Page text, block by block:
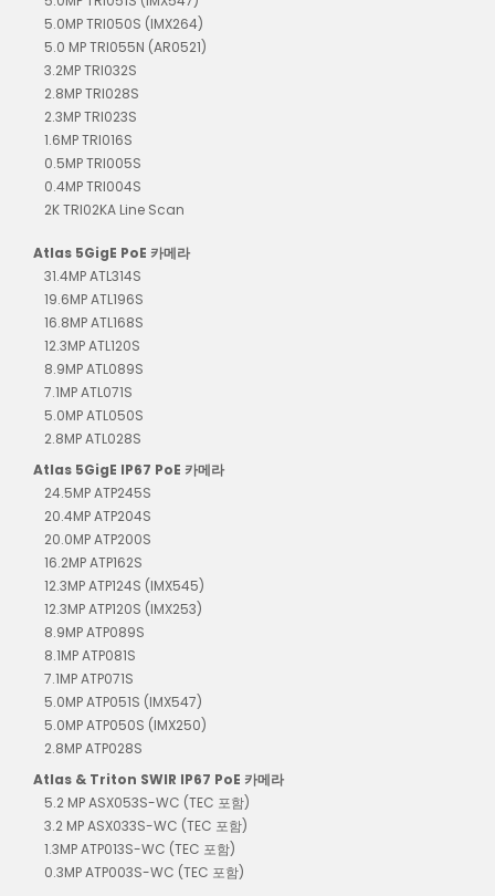
5.0MP TRI050S (IMX264)
5.0 MP TRI055N (AR0521)
3.2MP TRI032S
2.8MP TRI028S
2.3MP TRI023S
1.6MP TRI016S
0.5MP TRI005S
0.4MP TRI004S
2K TRI02KA Line Scan
Atlas 5GigE PoE 카메라
31.4MP ATL314S
19.6MP ATL196S
16.8MP ATL168S
12.3MP ATL120S
8.9MP ATL089S
7.1MP ATL071S
5.0MP ATL050S
2.8MP ATL028S
Atlas 5GigE IP67 PoE 카메라
24.5MP ATP245S
20.4MP ATP204S
20.0MP ATP200S
16.2MP ATP162S
12.3MP ATP124S (IMX545)
12.3MP ATP120S (IMX253)
8.9MP ATP089S
8.1MP ATP081S
7.1MP ATP071S
5.0MP ATP051S (IMX547)
5.0MP ATP050S (IMX250)
2.8MP ATP028S
Atlas & Triton SWIR IP67 PoE 카메라
5.2 MP ASX053S-WC (TEC 포함)
3.2 MP ASX033S-WC (TEC 포함)
1.3MP ATP013S-WC (TEC 포함)
0.3MP ATP003S-WC (TEC 포함)